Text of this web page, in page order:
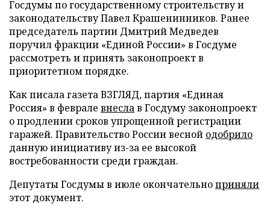
Госдумы по государственному строительству и
законодательству Павел Крашенинников. Ранее
председатель партии Дмитрий Медведев
поручил фракции «Единой России» в Госдуме
рассмотреть и принять законопроект в
приоритетном порядке.
Как писала газета ВЗГЛЯД, партия «Единая
Россия» в феврале внеслав Госдуму законопроект
о продлении сроков упрощенной регистрации
гаражей. Правительство России весной одобрило
данную инициативу из-за ее высокой
востребованности среди граждан.
Депутаты Госдумы в июле окончательноприняли
этот документ.